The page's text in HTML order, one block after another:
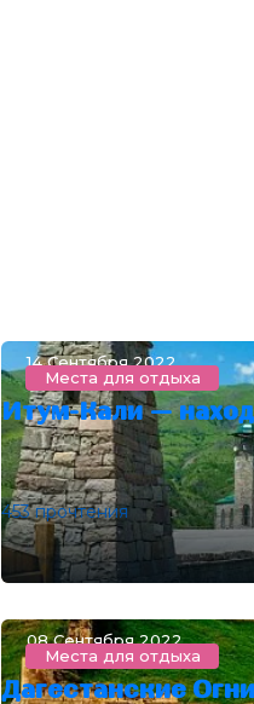
Места для отдыха
14 Сентября 2022
Итум-Кали —
453 прочтения
Места для отдыха
08 Сентября 2022
Дагестанские